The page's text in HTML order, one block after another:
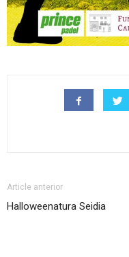
Article anterior
Halloweenatura Seidia